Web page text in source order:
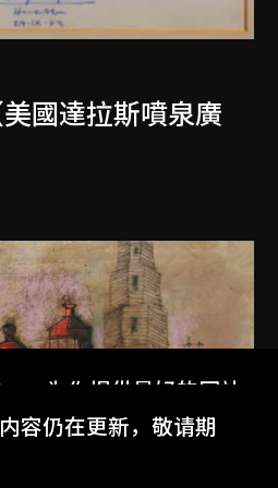
國達拉斯噴泉廣
」为你提供最好的网站
容仍在更新，敬请期